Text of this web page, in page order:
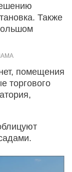
Также
помещения
торгового